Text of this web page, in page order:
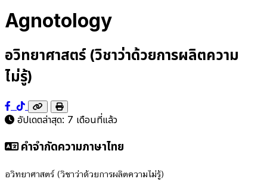
Agnotology
อวิทยาศาสตร์ (วิชาว่าด้วยการผลิตความ
ไม่รู้)
อัปเดตล่าสุด: 7 เดือนที่แล้ว
คำจำกัดความภาษาไทย
อวิทยาศาสตร์ (วิชาว่าด้วยการผลิตความไม่รู้)